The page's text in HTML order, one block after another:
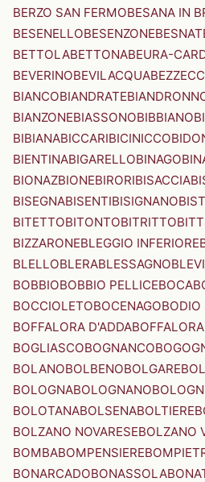
BERZO SAN FERMOBESANA IN
BESENELLOBESENZONE
BETTOLABETTONABEURA-
BEVERINOBEVILACQUA
BIANCOBIANDRATE
BIANZONEBIASSONOBIBBIANO
BIBIANABICCARIBICINICCO
BIENTINABIGARELLOBINAGO
BIONAZBIONEBIRORIBISACCIA
BISEGNABISENTIBISIGNANO
BITETTOBITONTOBITRITTO
BIZZARONEBLEGGIO INFERIORE
BLELLOBLERABLESSAGNO
BOBBIOBOBBIO PELLICEBOCA
BOCCIOLETOBOCENAGOBODIO
BOFFALORA D'ADDA
BOGLIASCOBOGNANCO
BOLANOBOLBENOBOLGARE
BOLOGNABOLOGNANO
BOLOTANABOLSENABOLTIERE
BOLZANO NOVARESEBOLZANO
BOMBABOMPENSIERE
BONARCADOBONASSOLA